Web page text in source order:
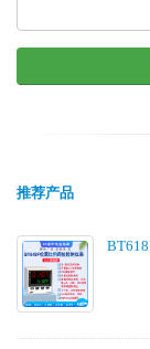
推荐产品